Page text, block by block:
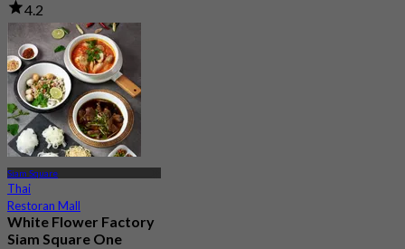
4.2
2 ditempah
Dari฿ 663.33
Siam Square
Thai
Restoran Mall
White Flower Factory
Siam Square One